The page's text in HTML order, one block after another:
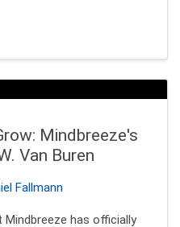
Uncovering 'Dark Data' With
Mindbreeze's
Van Buren
Fallmann
has officially